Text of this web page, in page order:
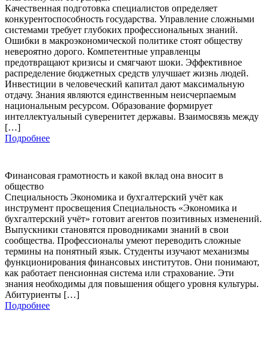
Качественная подготовка специалистов определяет
конкурентоспособность государства. Управление сложными
системами требует глубоких профессиональных знаний.
Ошибки в макроэкономической политике стоят обществу
невероятно дорого. Компетентные управленцы
предотвращают кризисы и смягчают шоки. Эффективное
распределение бюджетных средств улучшает жизнь людей.
Инвестиции в человеческий капитал дают максимальную
отдачу. Знания являются единственным неисчерпаемым
национальным ресурсом. Образование формирует
интеллектуальный суверенитет державы. Взаимосвязь между
[…]
Подробнее
Финансовая грамотность и какой вклад она вносит в
общество
Специальность Экономика и бухгалтерский учёт как
инструмент просвещения Специальность «Экономика и
бухгалтерский учёт» готовит агентов позитивных изменений.
Выпускники становятся проводниками знаний в свои
сообщества. Профессионалы умеют переводить сложные
термины на понятный язык. Студенты изучают механизмы
функционирования финансовых институтов. Они понимают,
как работает пенсионная система или страхование. Эти
знания необходимы для повышения общего уровня культуры.
Абитуриенты […]
Подробнее